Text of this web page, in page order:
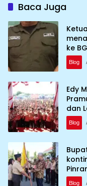
Baca Juga
ke
Blog
Edy
dan
Blog
Blog